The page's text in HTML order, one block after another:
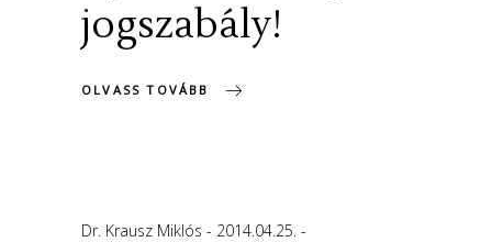
jogszabály!
OLVASS TOVÁBB
Dr. Krausz Miklós 2014.04.25.